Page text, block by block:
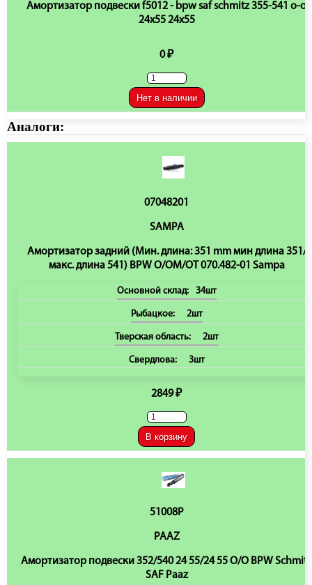
Амортизатор подвески f5012 - bpw saf schmitz 355-541 o-o
24x55 24x55
0 ₽
Нет в наличии
Аналоги:
07048201
SAMPA
Амортизатор задний (Мин. длина: 351 mm мин длина 351/
макс. длина 541) BPW O/OM/OT 070.482-01 Sampa
Основной склад: 34шт
Рыбацкое: 2шт
Тверская область: 2шт
Свердлова: 3шт
2849 ₽
В корзину
51008P
PAAZ
Амортизатор подвески 352/540 24 55/24 55 O/O BPW Schmitz
SAF Paaz